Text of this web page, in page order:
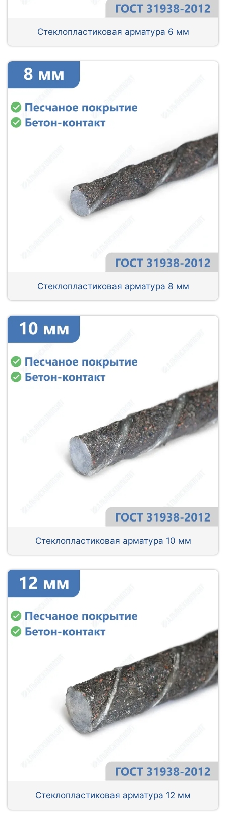
Стеклопластиковая арматура 6 мм
Стеклопластиковая арматура 8 мм
Стеклопластиковая арматура 10 мм
Стеклопластиковая арматура 12 мм